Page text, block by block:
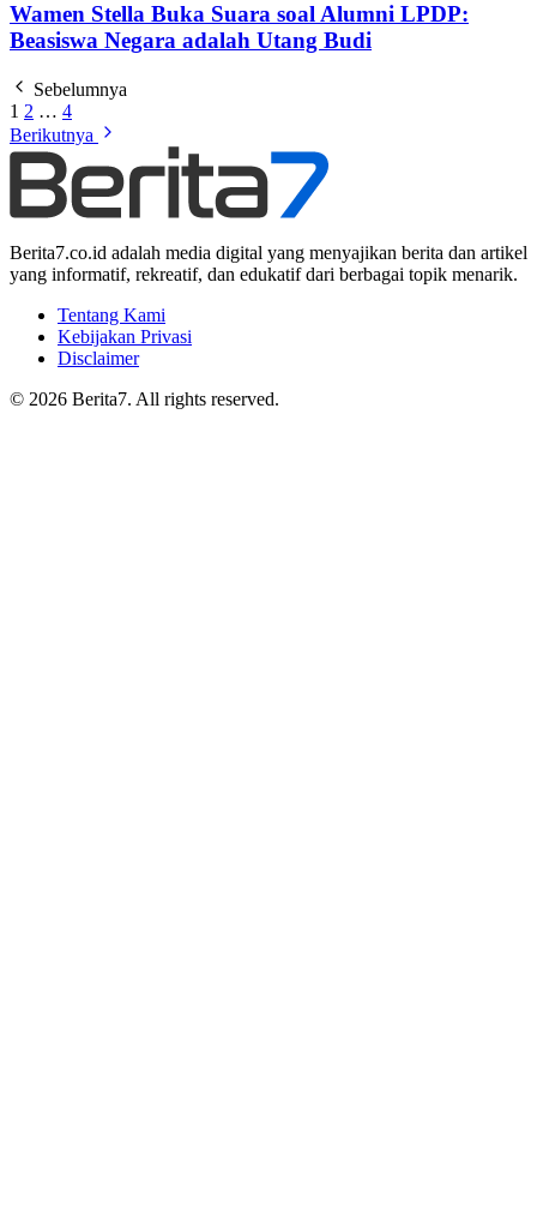
Wamen Stella Buka Suara soal Alumni LPDP:
Beasiswa Negara adalah Utang Budi
Sebelumnya
1 2 … 4
Berikutnya
Berita7.co.id adalah media digital yang menyajikan berita dan artikel
yang informatif, rekreatif, dan edukatif dari berbagai topik menarik.
Tentang Kami
Kebijakan Privasi
Disclaimer
© 2026 Berita7. All rights reserved.